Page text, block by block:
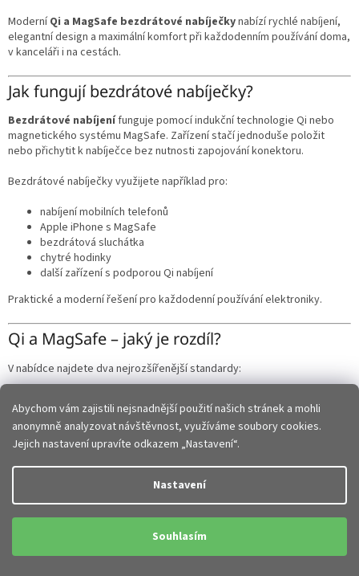
Abychom vám zajistili nejsnadnější použití našich stránek a mohli
anonymně analyzovat návštěvnost, využíváme soubory cookies.
Jejich nastavení upravíte odkazem „Nastavení“.
Nastavení
Souhlasím
ý
p
u
ModerníQi a MagSafe bezdrátové nabíječkynabízí rychlé nabíjení,
elegantní design a maximální komfort při každodenním používání doma,
v kanceláři i na cestách.
Jak fungují bezdrátové nabíječky?
Bezdrátové nabíjenífunguje pomocí indukční technologie Qi nebo
magnetického systému MagSafe. Zařízení stačí jednoduše položit
nebo přichytit k nabíječce bez nutnosti zapojování konektoru.
Bezdrátové nabíječky využijete například pro:
nabíjení mobilních telefonů
Apple iPhone s MagSafe
bezdrátová sluchátka
chytré hodinky
další zařízení s podporou Qi nabíjení
Praktické a moderní řešení pro každodenní používání elektroniky.
Qi a MagSafe – jaký je rozdíl?
V nabídce najdete dva nejrozšířenější standardy:
Qi bezdrátové nabíjení
Univerzální technologie podporovaná většinou moderních telefonů a
příslušenství.
Výhody:
široká kompatibilita
jednoduché používání
vhodné pro Android i Apple zařízení